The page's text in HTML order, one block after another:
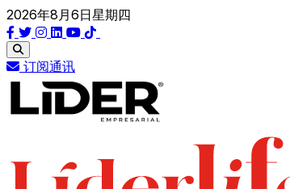
2026年8月6日星期四
订阅通讯